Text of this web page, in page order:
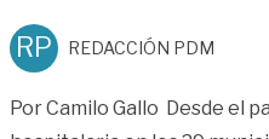
RP REDACCIÓN PDM
Por Camilo Gallo Desde el